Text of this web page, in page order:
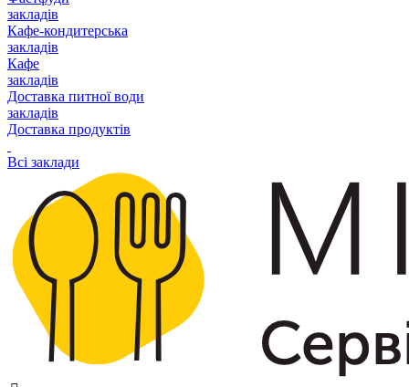
закладів
Кафе-кондитерська
закладів
Кафе
закладів
Доставка питної води
закладів
Доставка продуктів
Всі заклади